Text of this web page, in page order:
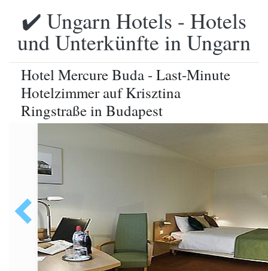
✔️ Ungarn Hotels - Hotels
und Unterkünfte in Ungarn
Hotel Mercure Buda - Last-Minute
Hotelzimmer auf Krisztina
Ringstraße in Budapest